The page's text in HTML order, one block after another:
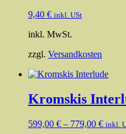
9,40 € inkl. USt
inkl. MwSt.
zzgl. Versandkosten
Kromskis
599,00 € – 779,00 € inkl.